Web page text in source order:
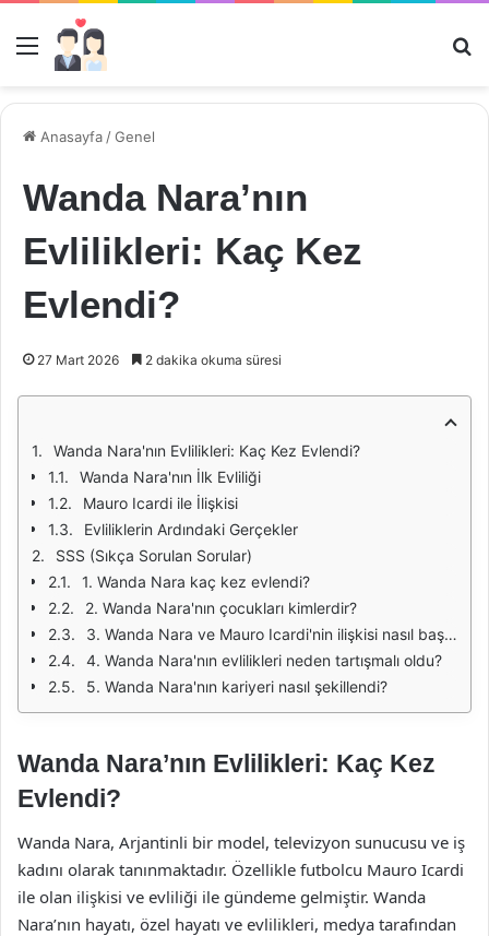
Menü
Anasayfa /Genel
Wanda Nara’nın
Evlilikleri: Kaç Kez
Evlendi?
27 Mart 2026 2 dakika okuma süresi
Wanda Nara'nın Evlilikleri: Kaç Kez Evlendi?
Wanda Nara'nın İlk Evliliği
Mauro Icardi ile İlişkisi
Evliliklerin Ardındaki Gerçekler
SSS (Sıkça Sorulan Sorular)
1. Wanda Nara kaç kez evlendi?
2. Wanda Nara'nın çocukları kimlerdir?
3. Wanda Nara ve Mauro Icardi'nin ilişkisi nasıl başladı?
4. Wanda Nara'nın evlilikleri neden tartışmalı oldu?
5. Wanda Nara'nın kariyeri nasıl şekillendi?
Wanda Nara’nın Evlilikleri: Kaç Kez
Evlendi?
Wanda Nara, Arjantinli bir model, televizyon sunucusu ve iş
kadını olarak tanınmaktadır. Özellikle futbolcu Mauro Icardi
ile olan ilişkisi ve evliliği ile gündeme gelmiştir. Wanda
Nara’nın hayatı, özel hayatı ve evlilikleri, medya tarafından